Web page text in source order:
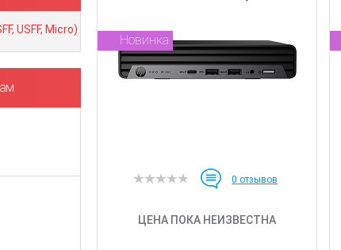
USFF, Micro)
Новинка
0 отзывов
ЦЕНА ПОКА НЕИЗВЕСТНА